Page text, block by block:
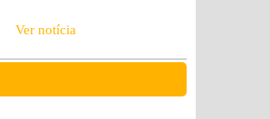
Ver notícia